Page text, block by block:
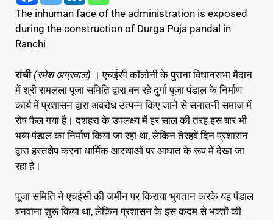
The inhuman face of the administration is exposed
during the construction of Durga Puja pandal in
Ranchi
रांची(रमेश अग्रवाल) । एचईसी कॉलोनी के पुराना विधानसभा मैदान
में श्री रामलला पूजा समिति द्वारा बन रहे दुर्गा पूजा पंडाल के निर्माण
कार्य में प्रशासन द्वारा अवरोध उत्पन्न किए जाने से सनातनी समाज में
रोष फैल गया है। दशहरा के उपलक्ष्य में हर साल की तरह इस बार भी
भव्य पंडाल का निर्माण किया जा रहा था, लेकिन तेरहवें दिन प्रशासन
द्वारा हस्तक्षेप करना धार्मिक आस्थाओं पर आघात के रूप में देखा जा
रहा है।
पूजा समिति ने एचईसी की जमीन पर किराया भुगतान करके यह पंडाल
बनवाना शुरू किया था, लेकिन प्रशासन के इस कदम से भक्तों की